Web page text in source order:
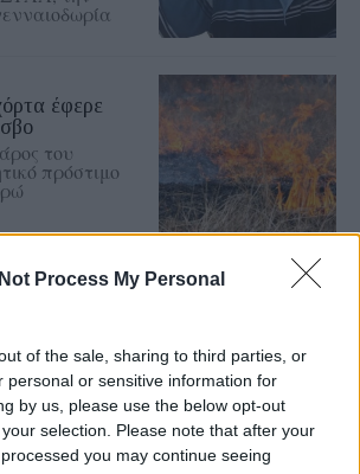
Process My Personal
of the sale, sharing to third parties, or
personal or sensitive information for
by us, please use the below opt-out
selection. Please note that after your
you may continue seeing
έφερε
του
πρόστιμο
τις αισθήσεις
στο Κέντρο
όπου
του